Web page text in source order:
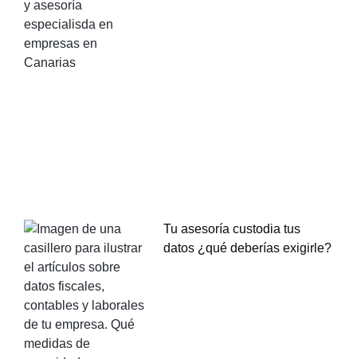
Tu asesoría custodia tus
datos ¿qué deberías exigirle?